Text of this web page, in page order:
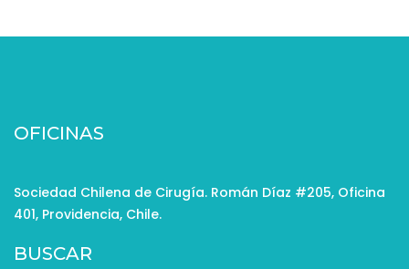
OFICINAS
Sociedad Chilena de Cirugía. Román Díaz #205, Oficina
401, Providencia, Chile.
BUSCAR